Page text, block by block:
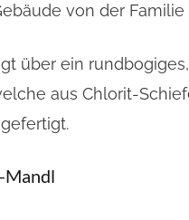
von der
über ein
aus Chlorit-
Mandl